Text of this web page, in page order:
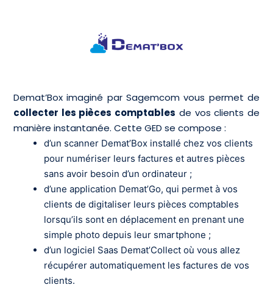
Demat’Box imaginé par Sagemcom vous permet de
collecter les pièces comptables de vos clients de
manière instantanée. Cette GED se compose :
d’un scanner Demat’Box installé chez vos clients
pour numériser leurs factures et autres pièces
sans avoir besoin d’un ordinateur ;
d’une application Demat’Go, qui permet à vos
clients de digitaliser leurs pièces comptables
lorsqu’ils sont en déplacement en prenant une
simple photo depuis leur smartphone ;
d’un logiciel Saas Demat’Collect où vous allez
récupérer automatiquement les factures de vos
clients.